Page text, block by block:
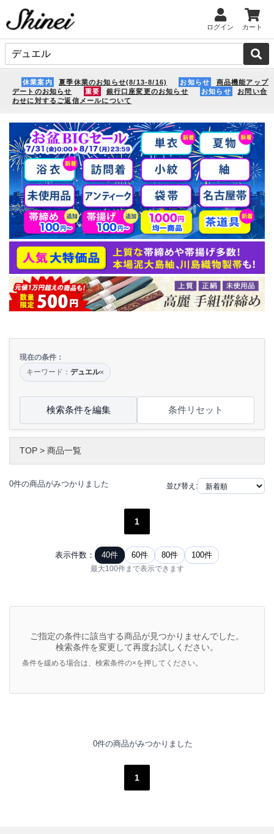
ログイン カート
休業案内 夏季休業のお知らせ(8/13-8/16) お知らせ
商品機能アップ
デートのお知らせ
重要 銀行口座変更のお知らせ お知らせ
お問い合
わせに対するご返信メールについて
現在の条件：
キーワード： デュエル×
検索条件を編集 条件リセット
TOP > 商品一覧
0件の商品がみつかりました 並び替え:
1
表示件数： 40件 60件 80件 100件
最大100件まで表示できます
ご指定の条件に該当する商品が見つかりませんでした。
検索条件を変更して再度お試しください。
条件を緩める場合は、検索条件の×を押してください。
0件の商品がみつかりました
1